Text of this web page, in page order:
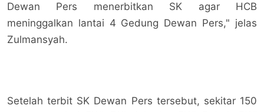
Dewan Pers menerbitkan SK agar HCB
meninggalkan lantai 4 Gedung Dewan Pers," jelas
Zulmansyah.
Setelah terbit SK Dewan Pers tersebut, sekitar 150